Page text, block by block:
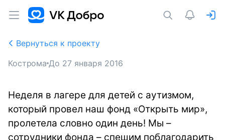
Вернуться к проекту
Кострома До 27 января 2016
Неделя в лагере для детей с аутизмом,
который провел наш фонд «Открыть мир»,
пролетела словно один день! Мы –
сотрудники фонда – спешим поблагодарить